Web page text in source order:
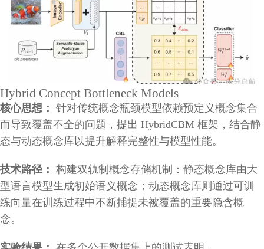
Hybrid Concept Bottleneck Models
核心思想： 针对传统概念瓶颈模型依赖预定义概念集合
而导致覆盖不全的问题，提出 HybridCBM 框架，结合静
态与动态概念库以提升解释完整性与模型性能。
技术路径： 构建双轨制概念存储机制：静态概念库由大
型语言模型生成初始语义概念；动态概念库则通过可训
练向量在训练过程中不断捕捉未被覆盖的重要隐含概
念。